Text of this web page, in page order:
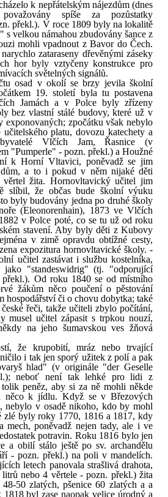
k nepřátelským nájezdům (dnes
spíše za pozůstatky
překl.). V roce 1809 byly na lokalitě
s velkou námahou zbudovány šance z
mohli vpadnout z Bavor do Čech.
zataraseny dřevěnými záseky
hor byly vztyčeny konstrukce pro
světelných signálů.
osad v okolí se brzy jevila školní
19. století byla tu postavena
Jamách a v Polce byly zřízeny
bez vlastní stálé budovy, které už v
exponovaných; zpočátku však nebylo
učitelského platu, dovozu katechety a
Vlčích Jam, Řasnice (v
"Pumperle" - pozn. překl.) a Houžné
k Horní Vltavici, poněvadž se jim
a to i pokud v něm nijaké děti
věrtel žita. Hornovltavický učitel jim
slíbil, že občas bude školní výuku
byly budovány jedna po druhé školy
(Eleonorenhain), 1873 ve Vlčích
v Polce poté, co se tu už od roku
stavení. Aby byly děti z Kubovy
v zimě opravdu obtížné cesty,
expozitura hornovltavické školy. -
učitel zastávat i službu kostelníka,
jako "standeswidrig" (tj. "odporující
Od roku 1840 se od místního
žákům něco poučení o pěstování
hospodářství či o chovu dobytka; také
řeči, takže učiteli zbylo počítání,
musel učitel zápasit s trpkou nouzí,
na jeho šumavskou ves žňová
že krupobití, mráz nebo trvající
i tak jen sporý užitek z polí a pak
hlad" (v originále "der Geselle
neboť není tak lehké pro lidi z
tolik peněz, aby si za ně mohli někde
něco k jídlu. Když se v Březových
nebylo v osadě nikoho, kdo by mohl
zlé byly roky 1770, 1816 a 1817, kdy
poněvadž nejen tady, ale i ve
potravin. Roku 1816 bylo jen
a obilí stálo ještě po sv. archandělu
- pozn. překl.) na poli v mandelích.
letech panovala strašlivá drahota,
nebo 4 věrtele - pozn. překl.) žita
50 zlatých, pšenice 60 zlatých a a
byl zase naopak velice úrodný a